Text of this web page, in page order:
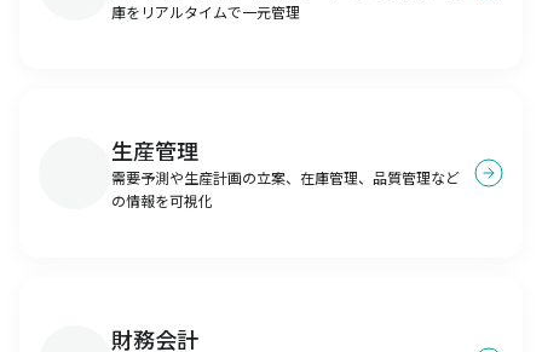
庫をリアルタイムで一元管理
生産管理
需要予測や生産計画の立案、在庫管理、品質管理など
の情報を可視化
財務会計